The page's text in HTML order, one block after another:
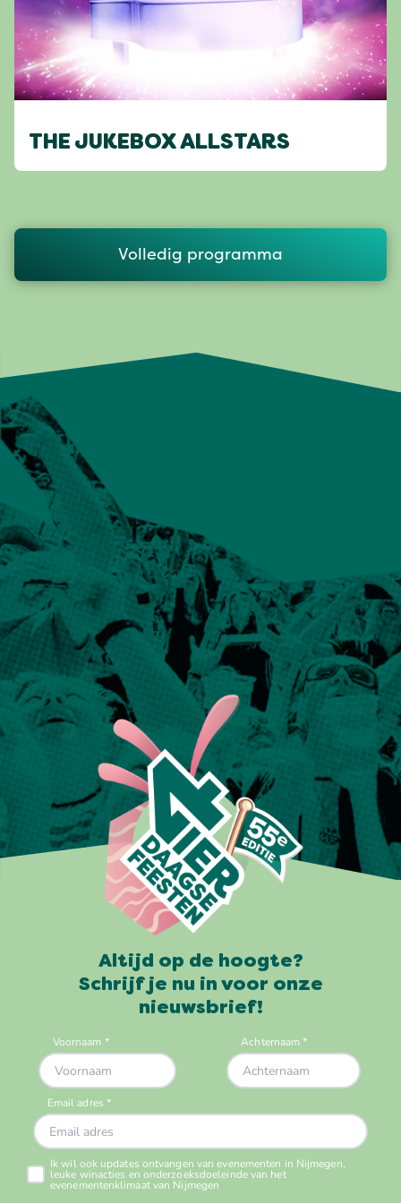
THE JUKEBOX ALLSTARS
Volledig programma
Altijd op de hoogte?
Schrijf je nu in voor onze
nieuwsbrief!